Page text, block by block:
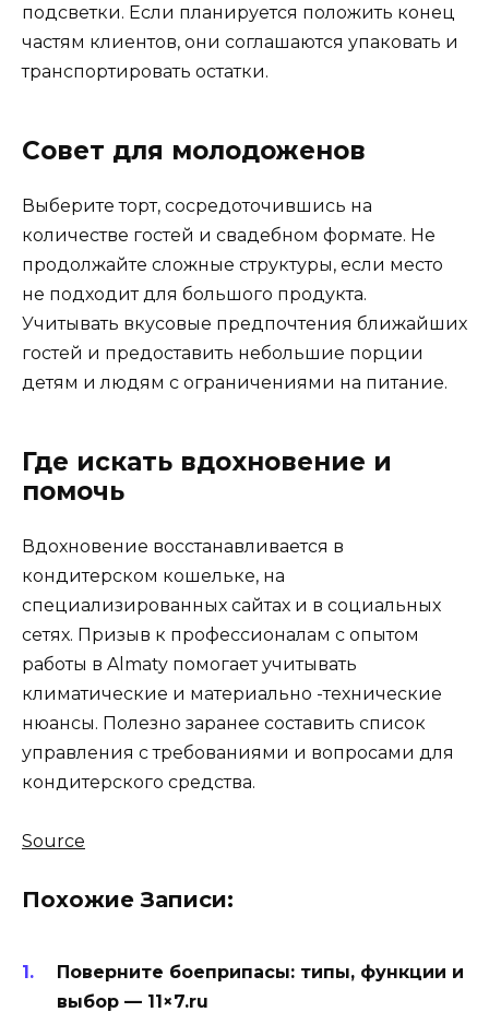
подсветки. Если планируется положить конец
частям клиентов, они соглашаются упаковать и
транспортировать остатки.
Совет для молодоженов
Выберите торт, сосредоточившись на
количестве гостей и свадебном формате. Не
продолжайте сложные структуры, если место
не подходит для большого продукта.
Учитывать вкусовые предпочтения ближайших
гостей и предоставить небольшие порции
детям и людям с ограничениями на питание.
Где искать вдохновение и
помочь
Вдохновение восстанавливается в
кондитерском кошельке, на
специализированных сайтах и ​​в социальных
сетях. Призыв к профессионалам с опытом
работы в Almaty помогает учитывать
климатические и материально -технические
нюансы. Полезно заранее составить список
управления с требованиями и вопросами для
кондитерского средства.
Навигация
папкам
Source
Похожие Записи:
Поверните боеприпасы: типы, функции и
выбор — 11×7.ru